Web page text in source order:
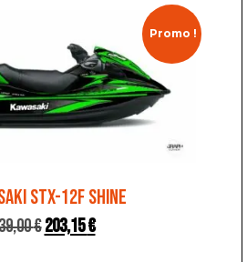
Promo !
STX-12F SHINE
€203,15€